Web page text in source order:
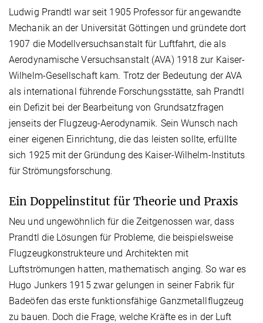
Ludwig Prandtl war seit 1905 Professor für angewandte
Mechanik an der Universität Göttingen und gründete dort
1907 die Modellversuchsanstalt für Luftfahrt, die als
Aerodynamische Versuchsanstalt (AVA) 1918 zur Kaiser-
Wilhelm-Gesellschaft kam. Trotz der Bedeutung der AVA
als international führende Forschungsstätte, sah Prandtl
ein Defizit bei der Bearbeitung von Grundsatzfragen
jenseits der Flugzeug-Aerodynamik. Sein Wunsch nach
einer eigenen Einrichtung, die das leisten sollte, erfüllte
sich 1925 mit der Gründung des Kaiser-Wilhelm-Instituts
für Strömungsforschung.
Ein Doppelinstitut für Theorie und Praxis
Neu und ungewöhnlich für die Zeitgenossen war, dass
Prandtl die Lösungen für Probleme, die beispielsweise
Flugzeugkonstrukteure und Architekten mit
Luftströmungen hatten, mathematisch anging. So war es
Hugo Junkers 1915 zwar gelungen in seiner Fabrik für
Badeöfen das erste funktionsfähige Ganzmetallflugzeug
zu bauen. Doch die Frage, welche Kräfte es in der Luft